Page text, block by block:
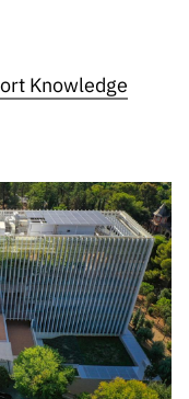
ão”
Knowledge